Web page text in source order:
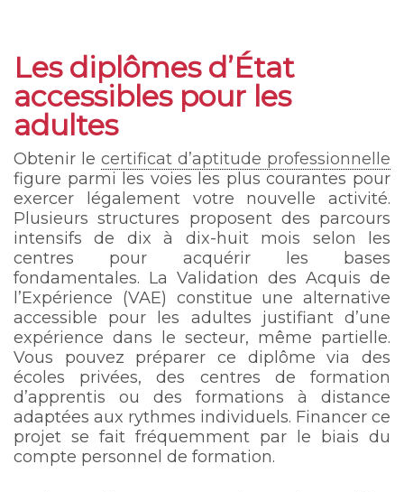
Les diplômes d’État
accessibles pour les
adultes
Obtenir le certificat d’aptitude professionnelle
figure parmi les voies les plus courantes pour
exercer légalement votre nouvelle activité.
Plusieurs structures proposent des parcours
intensifs de dix à dix-huit mois selon les
centres pour acquérir les bases
fondamentales. La Validation des Acquis de
l’Expérience (VAE) constitue une alternative
accessible pour les adultes justifiant d’une
expérience dans le secteur, même partielle.
Vous pouvez préparer ce diplôme via des
écoles privées, des centres de formation
d’apprentis ou des formations à distance
adaptées aux rythmes individuels. Financer ce
projet se fait fréquemment par le biais du
compte personnel de formation.